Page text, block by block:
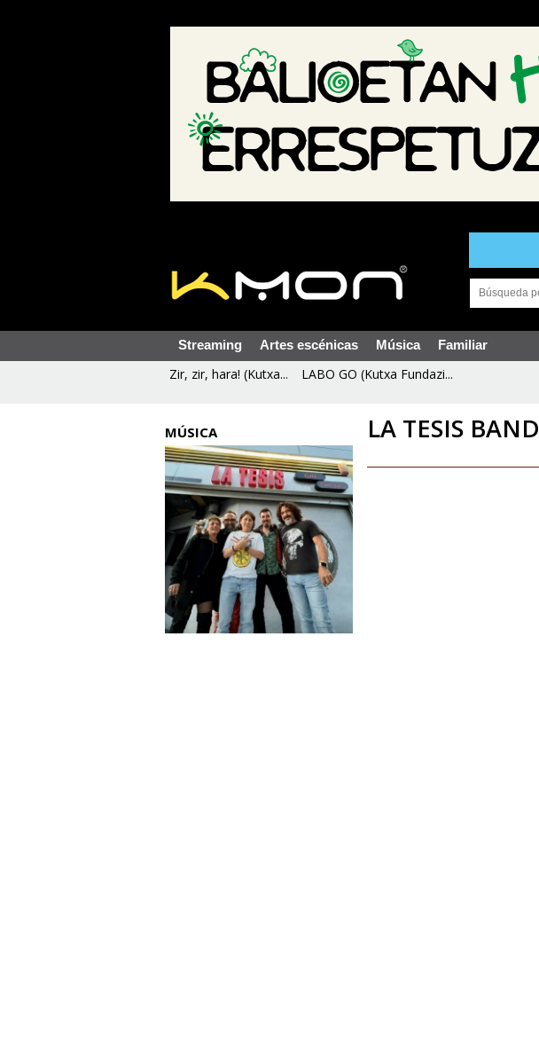
Streaming Artes escénicas Música Familiar
Zir, zir, hara! (Kutxa... LABO GO (Kutxa Fundazi...
MÚSICA LA TESIS BAND